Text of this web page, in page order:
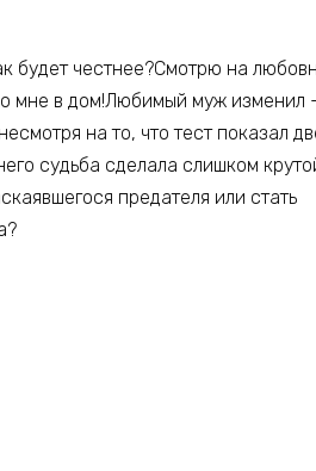
будет честнее?Смотрю на
мне в дом!Любимый муж изменил
на то, что тест показал
судьба сделала слишком
предателя или стать